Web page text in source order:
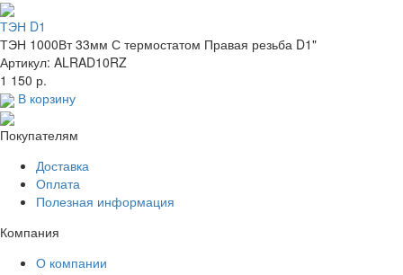
ТЭН D1
ТЭН 1000Вт 33мм С термостатом Правая резьба D1"
Артикул: ALRAD10RZ
1 150 р.
В корзину
Покупателям
Доставка
Оплата
Полезная информация
Компания
О компании